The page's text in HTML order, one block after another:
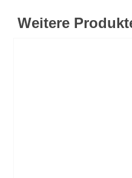
Weitere